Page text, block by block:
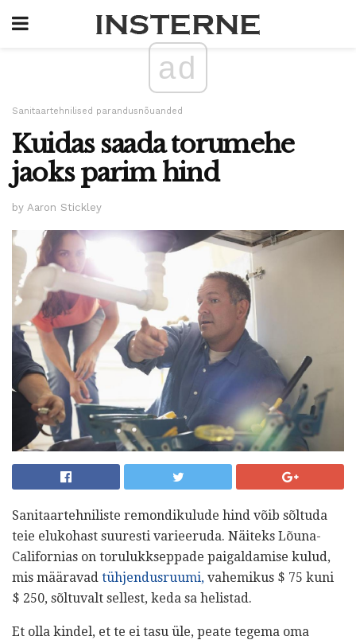
ad
Sanitaartehnilised parandusnõuanded
Kuidas saada torumehe
jaoks parim hind
by Aaron Stickley
Sanitaartehniliste remondikulude hind võib sõltuda
teie elukohast suuresti varieeruda. Näiteks Lõuna-
Californias on torulukkseppade paigaldamise kulud,
mis määravad tühjendusruumi, vahemikus $ 75 kuni
$ 250, sõltuvalt sellest, keda sa helistad.
Et olla kindel, et te ei tasu üle, peate tegema oma